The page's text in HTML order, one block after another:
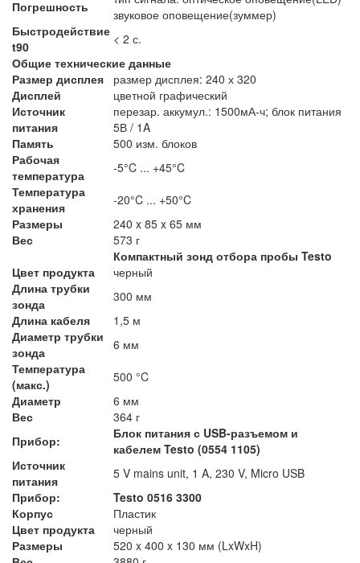
Погрешность
звуковое оповещение(зуммер)
Быстродействие
t90
< 2 с.
Общие технические данные
Размер дисплея
размер дисплея: 240 х 320
Дисплей
цветной графический
Источник
питания
перезар. аккумул.: 1500мА-ч; блок питания
5В / 1A
Память
500 изм. блоков
Рабочая
температура
-5°C ... +45°C
Температура
хранения
-20°C ... +50°C
Размеры
240 x 85 x 65 мм
Вес
573 г
Компактный зонд отбора пробы Testo
Цвет продукта
черный
Длина трубки
зонда
300 мм
Длина кабеля
1,5 м
Диаметр трубки
зонда
6 мм
Температура
(макс.)
500 °C
Диаметр
6 мм
Вес
364 г
Прибор:
Блок питания с USB-разъемом и
кабелем Testo (0554 1105)
Источник
питания
5 V mains unit, 1 A, 230 V, Micro USB
Прибор:
Testo 0516 3300
Корпус
Пластик
Цвет продукта
черный
Размеры
520 x 400 x 130 мм (LxWxH)